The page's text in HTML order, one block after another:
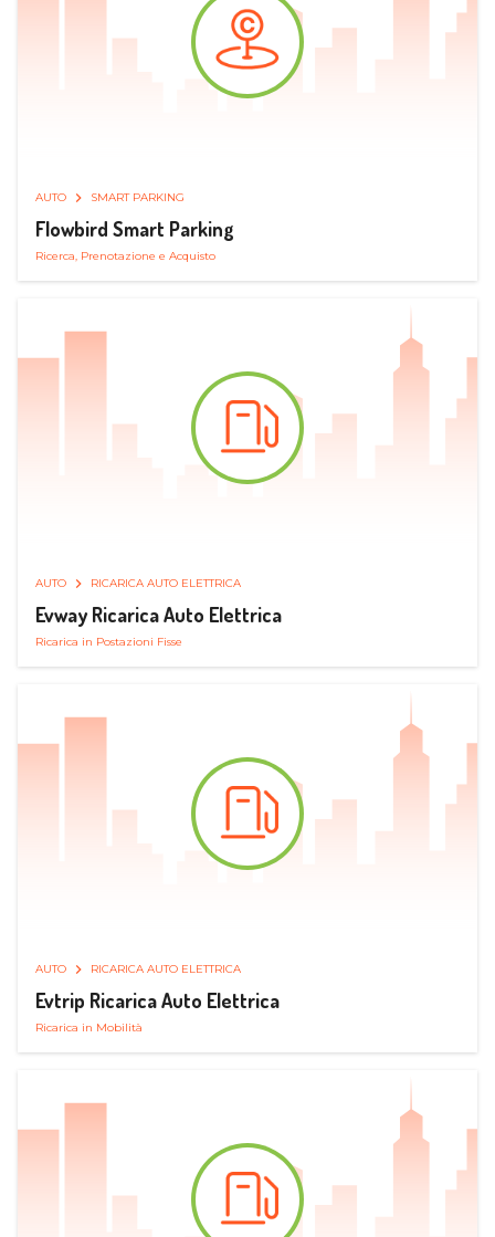
AUTO SMART PARKING
Flowbird Smart Parking
Ricerca, Prenotazione e Acquisto
AUTO RICARICA AUTO ELETTRICA
Evway Ricarica Auto Elettrica
Ricarica in Postazioni Fisse
AUTO RICARICA AUTO ELETTRICA
Evtrip Ricarica Auto Elettrica
Ricarica in Mobilità